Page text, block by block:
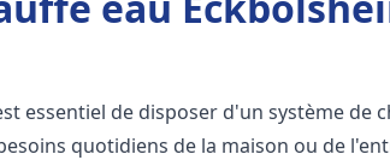
essentiel de disposer d'un système de
quotidiens de la maison ou de